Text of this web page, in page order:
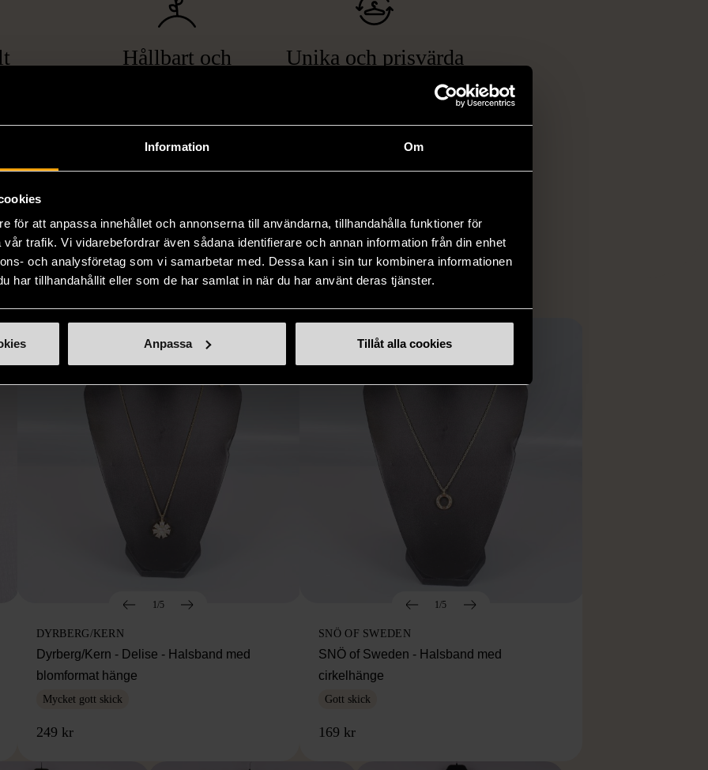
Information Om
för att anpassa innehållet och annonserna till användarna, tillhandahålla funktioner för
trafik. Vi vidarebefordrar även sådana identifierare och annan information från din enhet
och analysföretag som vi samarbetar med. Dessa kan i sin tur kombinera informationen
har tillhandahållit eller som de har samlat in när du har använt deras tjänster.
Anpassa Tillåt alla cookies
hemlöshet
i svåra
butiker
som står
Hållbart och
minskar du din miljöpåverkan
avsevärt. Istället för att köpa
nyproducerade varor får du
nytt liv åt befintliga produkter.
Unika och prisvärda
Vi erbjuder ett brett utbud av
varor, allt från kläder och möbler
till böcker och elektronik i våra
butiker. Du har chansen att hitta
inte finns i vanliga butiker.
PRODUKTER
Hitta produkter som påminner om denna
1/5
DYRBERG/KERN
Dyrberg/Kern - Delise - Halsband med
blomformat hänge
Mycket gott skick
249 kr
1/5
SNÖ OF SWEDEN
SNÖ of Sweden - Halsband med
cirkelhänge
Gott skick
169 kr